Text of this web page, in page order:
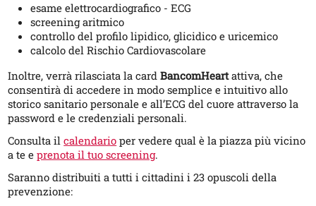
esame elettrocardiografico - ECG
screening aritmico
controllo del profilo lipidico, glicidico e uricemico
calcolo del Rischio Cardiovascolare
Inoltre, verrà rilasciata la cardBancomHeartattiva, che
consentirà di accedere in modo semplice e intuitivo allo
storico sanitario personale e all’ECG del cuore attraverso la
password e le credenziali personali.
Consulta ilcalendario per vedere qual è la piazza più vicino
a te eprenota il tuo screening.
Saranno distribuiti a tutti i cittadini i 23 opuscoli della
prevenzione: